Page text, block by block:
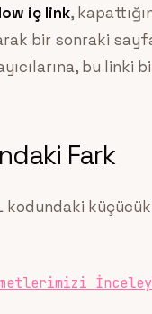
iç link,
bir sonraki
bu linki
Fark
kodundaki